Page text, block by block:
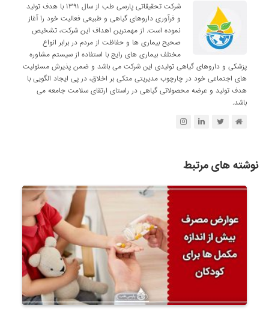
شرکت تحقیقاتی پارسی طب از سال ۱۳۹۱ با هدف تولید
و فرآوری داروهای گیاهی و طبیعی فعالیت خود را آغاز
نموده است. از مهمترین اهداف این شرکت، تشخیص
صحیح بیماری ها و حفاظت از مردم در برابر انواع
مختلف بیماری های رایج با استفاده از سیستم مشاوره
پزشکی و داروهای گیاهی تولیدی این شرکت می باشد و ضمن پذیرش مسئولیت
های اجتماعی خود در چارچوب مدیریتی متکی بر اخلاق، در پی ایجاد الگویی با
هدف تولید و عرضه محصولاتی گیاهی در راستای ارتقای سلامت جامعه می
باشد.
نوشته های مرتبط